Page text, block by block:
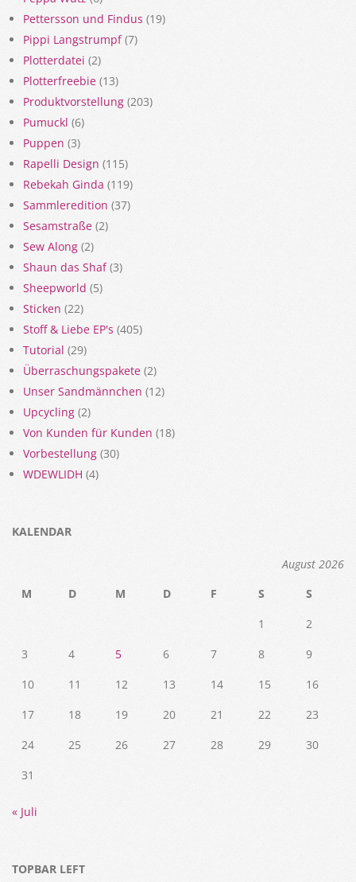
Pettersson und Findus (19)
Pippi Langstrumpf(7)
Plotterdatei (2)
Plotterfreebie (13)
Produktvorstellung (203)
Pumuckl (6)
Puppen (3)
Rapelli Design (115)
Rebekah Ginda (119)
Sammleredition (37)
Sesamstraße (2)
Sew Along (2)
Shaun das Shaf(3)
Sheepworld (5)
Sticken (22)
Stoff & Liebe EP's (405)
Tutorial (29)
Überraschungspakete (2)
Unser Sandmännchen (12)
Upcycling (2)
Von Kunden für Kunden (18)
Vorbestellung (30)
WDEWLIDH (4)
KALENDAR
August 2026
M
D M D F S
S
1
2
3
4 5 6 7 8
9
10
11 12 13 14 15
16
17
18 19 20 21 22
23
24
25 26 27 28 29
30
31
« Juli
TOPBAR LEFT